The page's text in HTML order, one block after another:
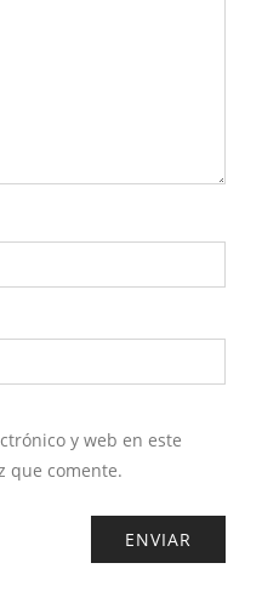
y web en este
que comente.